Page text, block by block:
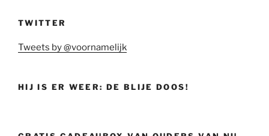
TWITTER
Tweets by @voornamelijk
HIJ IS ER WEER: DE BLIJE DOOS!